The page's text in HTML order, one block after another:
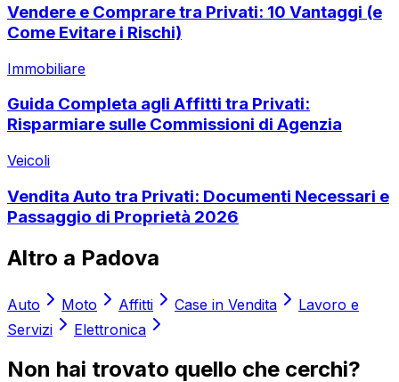
Vendere e Comprare tra Privati: 10 Vantaggi (e
Come Evitare i Rischi)
Immobiliare
Guida Completa agli Affitti tra Privati:
Risparmiare sulle Commissioni di Agenzia
Veicoli
Vendita Auto tra Privati: Documenti Necessari e
Passaggio di Proprietà 2026
Altro a Padova
Auto Moto Affitti Case in Vendita
Lavoro e
Servizi
Elettronica
Non hai trovato quello che cerchi?